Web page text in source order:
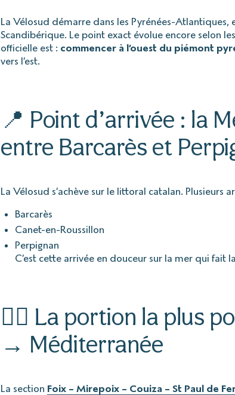
La Vélosud démarre dans les Pyrénées-Atlantiques,
Scandibérique. Le point exact évolue encore selon
officielle est : commencer à l’ouest du piémont
vers l’est.
📍 Point d’arrivée : la
entre Barcarès et
La Vélosud s’achève sur le littoral catalan. Plusieurs
Barcarès
Canet-en-Roussillon
Perpignan
C’est cette arrivée en douceur sur la mer qui fait
🚴‍♂️ La portion la plus
→ Méditerranée
La section Foix – Mirepoix – Couiza – St Paul de